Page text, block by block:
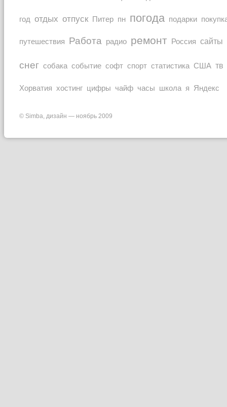
год отдых отпуск Питер пн погода подарки
путешествия Работа радио ремонт Россия сайты
снег собака событие софт спорт статистика США тв
Хорватия хостинг цифры чайф часы школа я Яндекс
© Simba, дизайн — ноябрь 2009